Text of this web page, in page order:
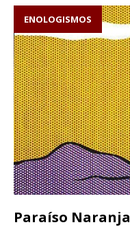
ENOLOGISMOS
Paraíso Naranja